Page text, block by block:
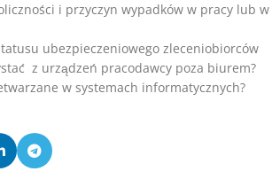
i przyczyn wypadków w pracy lub w
ubezpieczeniowego zleceniobiorców
z urządzeń pracodawcy poza biurem?
w systemach informatycznych?